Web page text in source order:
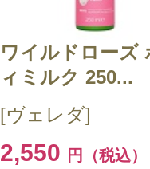
ワイルドローズ
ィミルク 250...
[ヴェレダ]
2,550 円（税込）